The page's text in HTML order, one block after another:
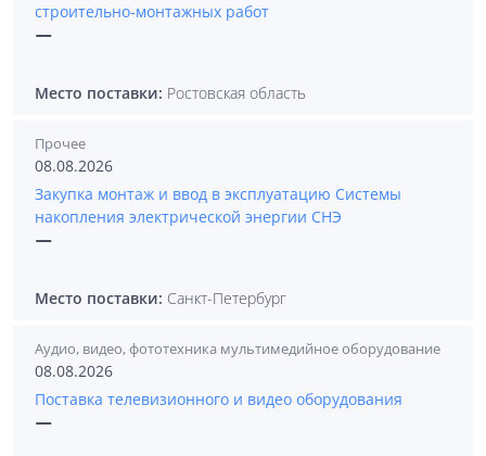
строительно-монтажных работ
—
Место поставки: Ростовская область
Прочее
08.08.2026
Закупка монтаж и ввод в эксплуатацию Системы
накопления электрической энергии СНЭ
—
Место поставки: Санкт-Петербург
Аудио, видео, фототехника мультимедийное оборудование
08.08.2026
Поставка телевизионного и видео оборудования
—